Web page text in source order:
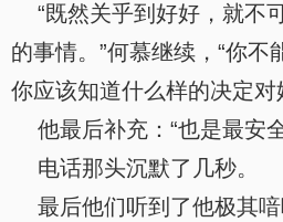
“既然关乎到好好，就不
的事情。”何慕继续，“你不
你应该知道什么样的决定对
他最后补充：“也是最安
电话那头沉默了几秒。
最后他们听到了他极其喑